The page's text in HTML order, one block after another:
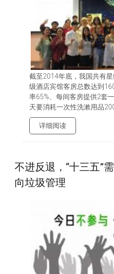
截至2014年底，我国共有
级酒店宾馆客房总数达到
率65%、每间客房提供2套
天要消耗一次性洗漱用品
详细阅读
不进反退，“十三五”
向垃圾管理